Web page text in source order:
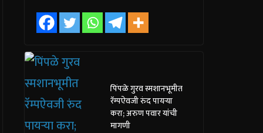
पिंपळे गुरव स्मशानभूमीत
रॅम्पऐवजी रुंद पायऱ्या
करा; अरुण पवार यांची
मागणी